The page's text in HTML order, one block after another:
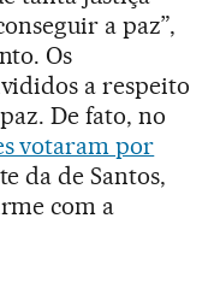
a paz”,
Os
a respeito
De fato, no
votaram por
da de Santos,
com a